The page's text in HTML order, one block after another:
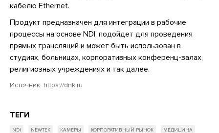
кабелю Ethernet.
Продукт предназначен для интеграции в рабочие
процессы на основе NDI, подойдет для проведения
прямых трансляций и может быть использован в
студиях, больницах, корпоративных конференц-залах,
религиозных учреждениях и так далее.
Источник: https://dnk.ru
ТЕГИ
NDI NEWTEK КАМЕРЫ КОРПОРАТИВНЫЙ РЫНОК МЕДИЦИНА